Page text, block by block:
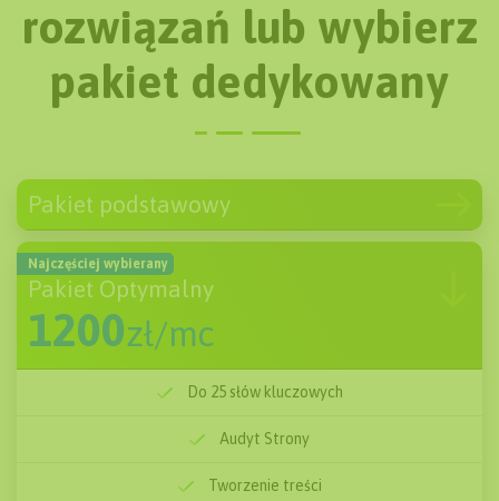
rozwiązań lub wybierz
pakiet dedykowany
Pakiet podstawowy
600zł/mc
Tworzenie treści
Monitoring pozycji
Podstawowe linkowanie
Miesięczne raporty
Najczęściej wybierany
Pakiet Optymalny
1200zł/mc
Do 25 słów kluczowych
Audyt Strony
Tworzenie treści